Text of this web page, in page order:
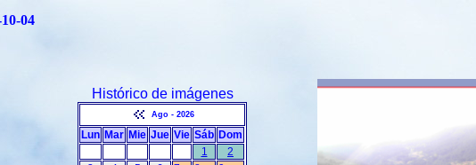
04
Histórico de imágenes
Ago - 2026
Lun Mar Mie Jue Vie Sáb Dom
1
2